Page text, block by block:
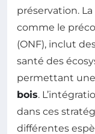
préservation. La
comme le
(ONF), inclut
santé des
permettant
bois.
dans ces
différentes